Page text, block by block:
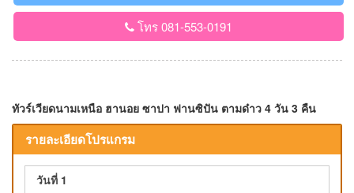
โทร 081-553-0191
ทัวร์เวียดนามเหนือ ฮานอย ซาปา ฟานซิปัน ตามด๋าว 4 วัน 3 คืน
รายละเอียดโปรแกรม
วันที่ 1